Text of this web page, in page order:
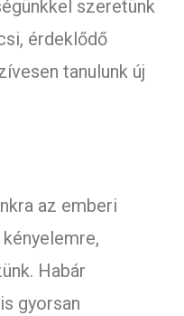
szeretünk
érdeklődő
tanulunk új
az emberi
Habár
gyorsan